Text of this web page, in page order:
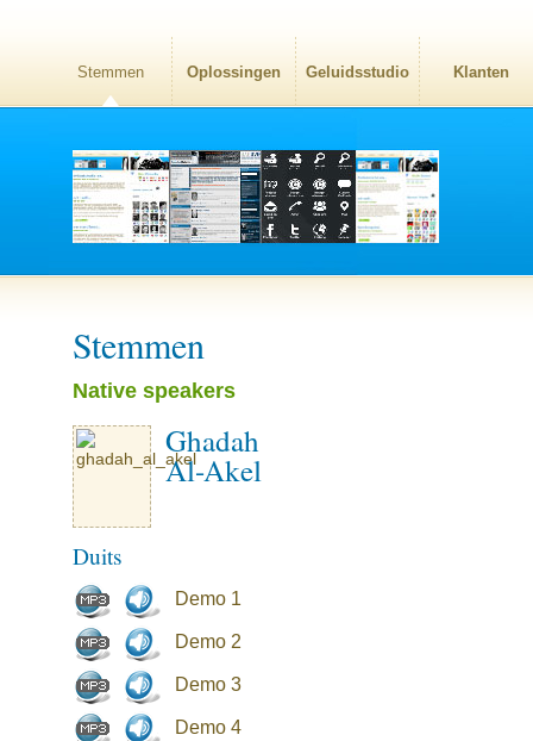
Stemmen Oplossingen Geluidsstudio Klanten
Stemmen
Native speakers
Ghadah
Al-Akel
Duits
Demo 1
Demo 2
Demo 3
Demo 4